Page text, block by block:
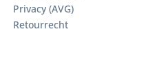
Privacy (AVG)
Retourrecht